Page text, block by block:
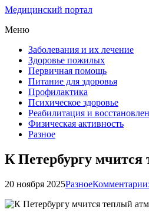
Медицинский портал
Меню
Заболевания и их лечение
Здоровье пожилых
Первичная помощь
Питание для здоровья
Профилактика
Психическое здоровье
Реабилитация и
Физическая активность
Разное
К Петербургу
20 ноября 2025Разное